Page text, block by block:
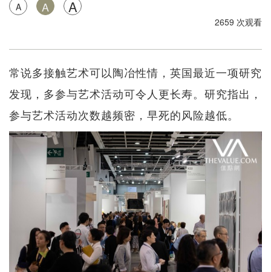
A A A
2659 次观看
常说多接触艺术可以陶冶性情，英国最近一项研究
发现，多参与艺术活动可令人更长寿。研究指出，
参与艺术活动次数越频密，早死的风险越低。